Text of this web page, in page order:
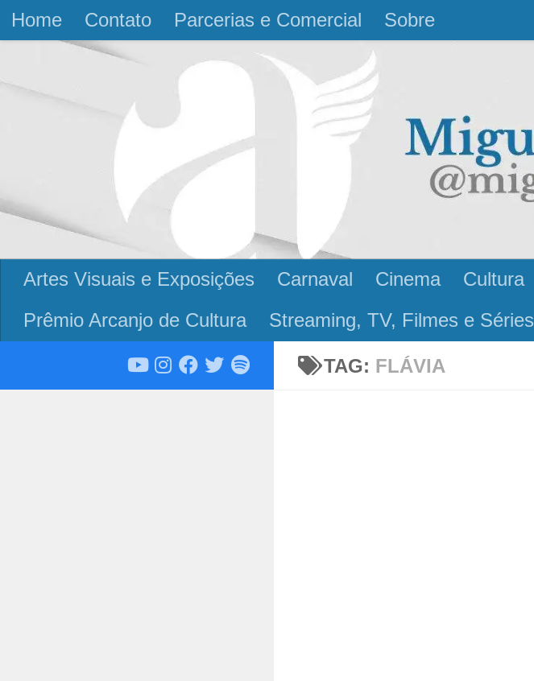
Skip to content
Home Contato Parcerias e Comercial Sobre
Artes Visuais e Exposições Carnaval Cinema Cultura
Prêmio Arcanjo de Cultura
Streaming, TV, Filmes e Séries
TAG: FLÁVIA